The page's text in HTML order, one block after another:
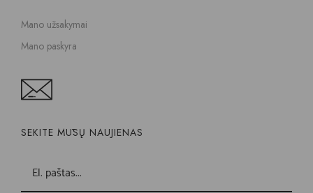
Mano užsakymai
Mano paskyra
SEKITE MŪSŲ NAUJIENAS